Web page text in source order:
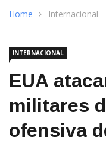
Home Internacional
INTERNACIONAL
EUA
militares
ofensiva